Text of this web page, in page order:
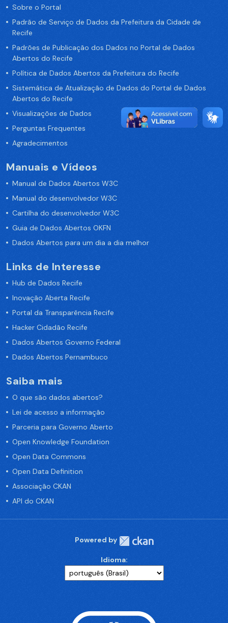
Sobre o Portal
Padrão de Serviço de Dados da Prefeitura da Cidade de
Recife
Padrões de Publicação dos Dados no Portal de Dados
Abertos do Recife
Política de Dados Abertos da Prefeitura do Recife
Sistemática de Atualização de Dados do Portal de Dados
Abertos do Recife
Visualizações de Dados
Perguntas Frequentes
Agradecimentos
Manuais e Vídeos
Manual de Dados Abertos W3C
Manual do desenvolvedor W3C
Cartilha do desenvolvedor W3C
Guia de Dados Abertos OKFN
Dados Abertos para um dia a dia melhor
Links de Interesse
Hub de Dados Recife
Inovação Aberta Recife
Portal da Transparência Recife
Hacker Cidadão Recife
Dados Abertos Governo Federal
Dados Abertos Pernambuco
Saiba mais
O que são dados abertos?
Lei de acesso a informação
Parceria para Governo Aberto
Open Knowledge Foundation
Open Data Commons
Open Data Definition
Associação CKAN
API do CKAN
Powered by
Idioma